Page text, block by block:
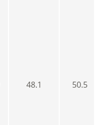
48.1 50.5